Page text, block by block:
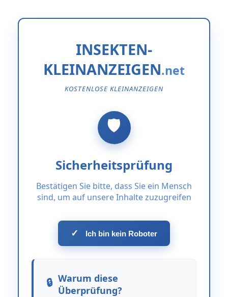
INSEKTEN-
KLEINANZEIGEN
KOSTENLOSE KLEINANZEIGEN
Sicherheitsprüfung
Bestätigen Sie bitte, dass Sie ein Mensch
sind, um auf unsere Inhalte zuzugreifen
✓ Ich bin kein Roboter
Warum diese
Überprüfung?